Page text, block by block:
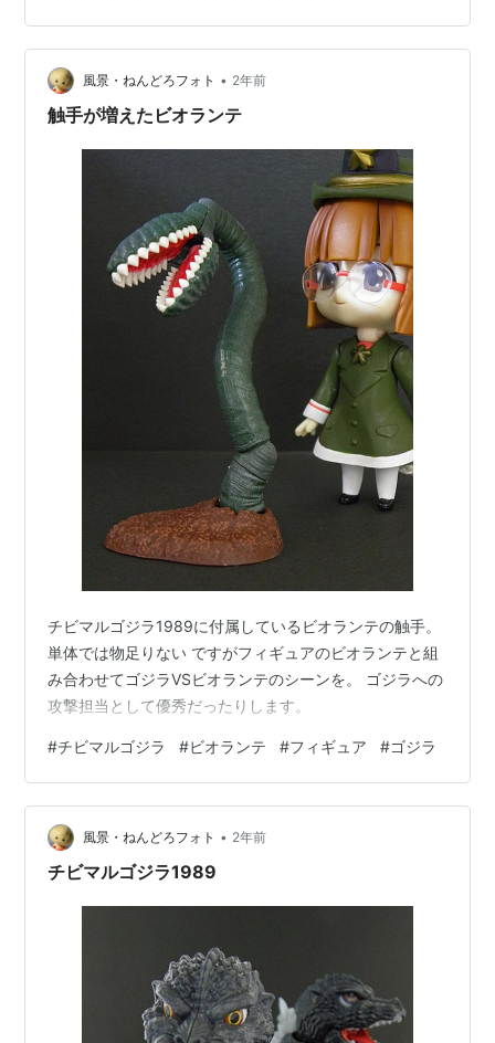
風景・ねんどろフォト • 2年前
触手が増えたビオランテ
チビマルゴジラ1989に付属しているビオランテの触手。
単体では物足りない ですがフィギュアのビオランテと組
み合わせてゴジラVSビオランテのシーンを。 ゴジラへの
攻撃担当として優秀だったりします。
#チビマルゴジラ #ビオランテ #フィギュア #ゴジラ
風景・ねんどろフォト • 2年前
チビマルゴジラ1989